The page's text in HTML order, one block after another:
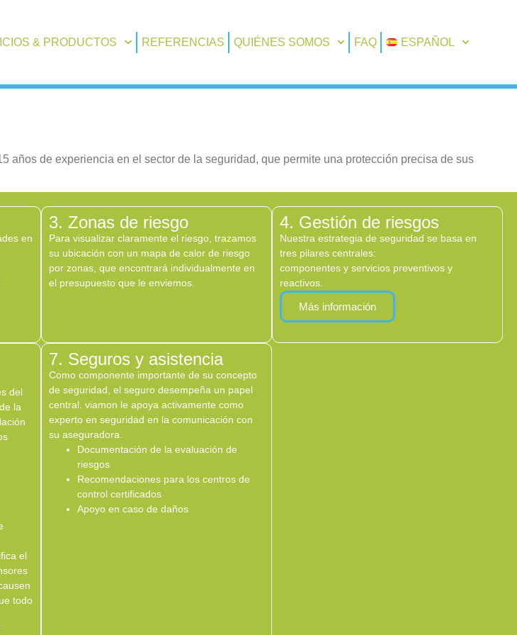
& PRODUCTOS REFERENCIAS QUIÉNES SOMOS FAQ ESPAÑOL
años de experiencia en el sector de la seguridad, que permite una protección precisa de sus
en
3. Zonas de riesgo
Para visualizar claramente el riesgo, trazamos
su ubicación con un mapa de calor de riesgo
por zonas, que encontrará individualmente en
el presupuesto que le enviemos.
4. Gestión de riesgos
Nuestra estrategia de seguridad se basa en
tres pilares centrales:
componentes y servicios preventivos y
reactivos.
Más información
del
la
el
todo
7. Seguros y asistencia
Como componente importante de su concepto
de seguridad, el seguro desempeña un papel
central. viamon le apoya activamente como
experto en seguridad en la comunicación con
su aseguradora.
Documentación de la evaluación de
riesgos
Recomendaciones para los centros de
control certificados
Apoyo en caso de daños